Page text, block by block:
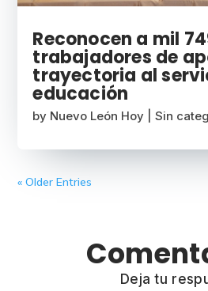
Reconocen a mil
trabajadores de
trayectoria al
educación
by Nuevo León Hoy |Sin
« Older Entries
Deja tu